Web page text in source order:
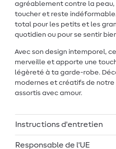
agréablement contre la
toucher et reste
total pour les petits et les
quotidien ou pour se sentir
Avec son design intemporel,
merveille et apporte une
légèreté à ta garde-robe.
modernes et créatifs de
assortis avec amour.
Instructions d'entretien
Responsable de l'UE